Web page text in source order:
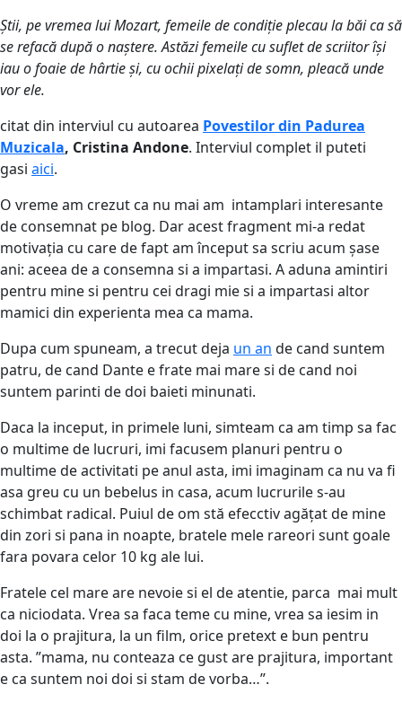
Știi, pe vremea lui Mozart, femeile de condiție plecau la băi ca să
se refacă după o naștere. Astăzi femeile cu suflet de scriitor își
iau o foaie de hârtie și, cu ochii pixelați de somn, pleacă unde
vor ele.
citat din interviul cu autoarea Povestilor din Padurea
Muzicala, Cristina Andone. Interviul complet il puteti
gasi aici.
O vreme am crezut ca nu mai am intamplari interesante
de consemnat pe blog. Dar acest fragment mi-a redat
motivația cu care de fapt am început sa scriu acum șase
ani: aceea de a consemna si a impartasi. A aduna amintiri
pentru mine si pentru cei dragi mie si a impartasi altor
mamici din experienta mea ca mama.
Dupa cum spuneam, a trecut deja un an de cand suntem
patru, de cand Dante e frate mai mare si de cand noi
suntem parinti de doi baieti minunati.
Daca la inceput, in primele luni, simteam ca am timp sa fac
o multime de lucruri, imi facusem planuri pentru o
multime de activitati pe anul asta, imi imaginam ca nu va fi
asa greu cu un bebelus in casa, acum lucrurile s-au
schimbat radical. Puiul de om stă efecctiv agățat de mine
din zori si pana in noapte, bratele mele rareori sunt goale
fara povara celor 10 kg ale lui.
Fratele cel mare are nevoie si el de atentie, parca mai mult
ca niciodata. Vrea sa faca teme cu mine, vrea sa iesim in
doi la o prajitura, la un film, orice pretext e bun pentru
asta. ”mama, nu conteaza ce gust are prajitura, important
e ca suntem noi doi si stam de vorba…”.